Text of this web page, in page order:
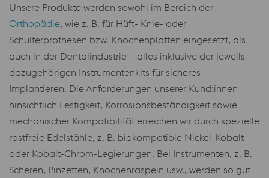
Unsere Produkte werden sowohl im Bereich der
Orthopädie, wie z. B. für Hüft- Knie- oder
Schulterprothesen bzw. Knochenplatten eingesetzt, als
auch in der Dentalindustrie – alles inklusive der jeweils
dazugehörigen Instrumentenkits für sicheres
Implantieren. Die Anforderungen unserer Kund:innen
hinsichtlich Festigkeit, Korrosionsbeständigkeit sowie
mechanischer Kompatibilität erreichen wir durch spezielle
rostfreie Edelstähle, z. B. biokompatible Nickel-Kobalt-
oder Kobalt-Chrom-Legierungen. Bei Instrumenten, z. B.
Scheren, Pinzetten, Knochenraspeln usw., werden so gut